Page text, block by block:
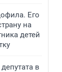
Его
на
детей
в